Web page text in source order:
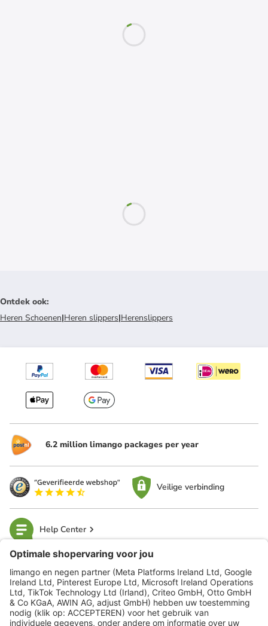
Ontdek ook:
Heren Schoenen|Heren slippers|Herenslippers
6.2 million limango packages per year
Veilige verbinding
Help Center
limango
Veilig winkelen